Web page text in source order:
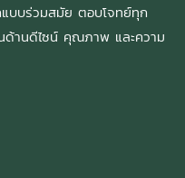
บบร่วมสมัย ตอบโจทย์ทุก
ด้านดีไซน์ คุณภาพ และความ